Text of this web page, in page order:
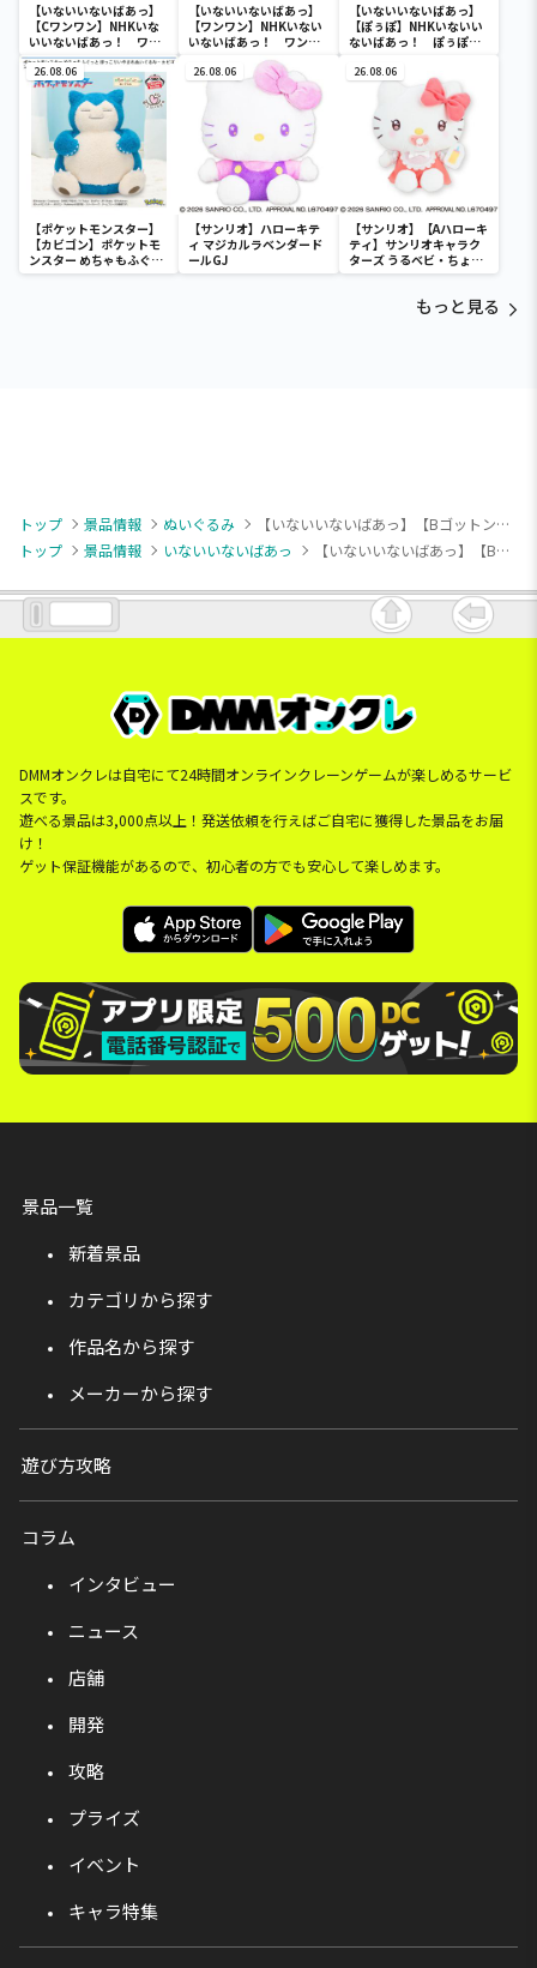
【いないいないばあっ】
【Cワンワン】NHKいな
いいないばあっ！ ワン
ワン＆ぽぅぽ＆ジャンジ
ャンの & you マスコ
ット ～クリスマス～
【いないいないばあっ】
【ワンワン】NHKいない
いないばあっ！ ワンワ
ンの LLぬいぐるみ ぷ
くっとVer.
【いないいないばあっ】
【ぽぅぽ】NHKいないい
ないばあっ！ ぽぅぽ
すや～
26.08.06
【ポケットモンスター】
【カビゴン】ポケットモ
ンスター めちゃもふぐっ
と ほっこりいやされぬい
26.08.06
【サンリオ】ハローキテ
ィ マジカルラベンダード
ールGJ
26.08.06
【サンリオ】【Aハローキ
ティ】サンリオキャラク
ターズ うるベビ・ちょい
デカドール
もっと見る
トップ 景品情報 ぬいぐるみ
【いないいないばあっ】【Bゴットン】NHKいないいないばあっ！ ワンワン＆ぽぅぽ＆ゴットンの ぬいぐるみ（EX）
トップ
景品情報 いないいないばあっ 【いないいないばあっ】【Bゴットン】NHKいないいないばあっ！ ワンワン＆ぽぅぽ＆ゴットンの ぬいぐるみ（EX）
DMMオンクレは自宅にて24時間オンラインクレーンゲームが楽しめるサービ
スです。
遊べる景品は3,000点以上！発送依頼を行えばご自宅に獲得した景品をお届
け！
ゲット保証機能があるので、初心者の方でも安心して楽しめます。
景品一覧
新着景品
カテゴリから探す
作品名から探す
メーカーから探す
遊び方攻略
コラム
インタビュー
ニュース
店舗
開発
攻略
プライズ
イベント
キャラ特集